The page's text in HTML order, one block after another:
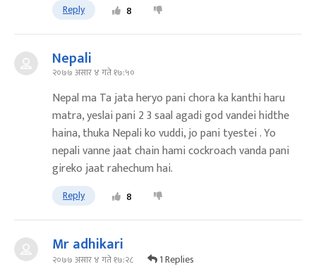
Reply 8
Nepali
२०७७ असार ४ गते १७:५०
Nepal ma Ta jata heryo pani chora ka kanthi haru
matra, yeslai pani 2 3 saal agadi god vandei hidthe
haina, thuka Nepali ko vuddi, jo pani tyestei . Yo
nepali vanne jaat chain hami cockroach vanda pani
gireko jaat rahechum hai.
Reply 8
Mr adhikari
२०७७ असार ४ गते १७:२८ 1 Replies